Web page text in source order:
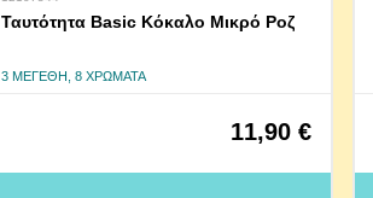
Ταυτότητα Basic Κόκαλο Μικρό Ροζ
3 ΜΕΓΈΘΗ, 8 ΧΡΏΜΑΤΑ
11,90 €